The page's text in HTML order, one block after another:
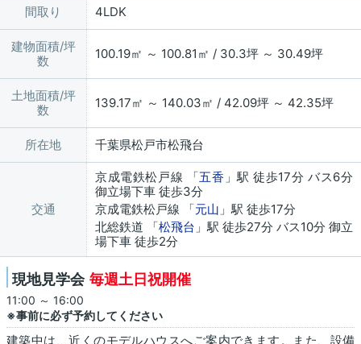
間取り 4LDK
建物面積/坪
数
100.19㎡ ～ 100.81㎡ / 30.3坪 ～ 30.49坪
土地面積/坪
数
139.17㎡ ～ 140.03㎡ / 42.09坪 ～ 42.35坪
所在地 千葉県松戸市松飛台
交通
京成電鉄松戸線 「五香 」駅 徒歩17分 バス6分
御立場下車 徒歩3分
京成電鉄松戸線 「元山 」駅 徒歩17分
北総鉄道 「松飛台 」駅 徒歩27分 バス10分 御立
場下車 徒歩2分
現地見学会 毎週土日祝開催
11:00 ～ 16:00
※事前に必ず予約してください
建築中は、近くのモデルハウスへご案内できます。また、設備